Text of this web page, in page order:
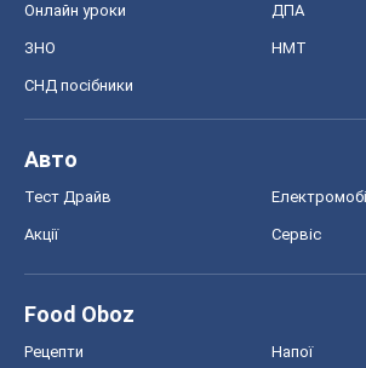
Онлайн уроки ДПА
ЗНО НМТ
СНД посібники
Авто
Тест Драйв
Акції Сервіс
Food Oboz
Рецепти Напої